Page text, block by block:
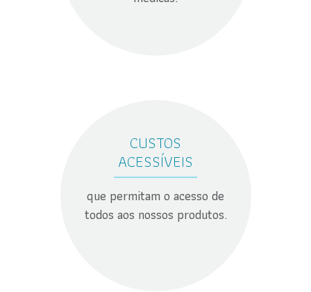
CUSTOS
ACESSÍVEIS
que permitam o acesso de
todos aos nossos produtos.